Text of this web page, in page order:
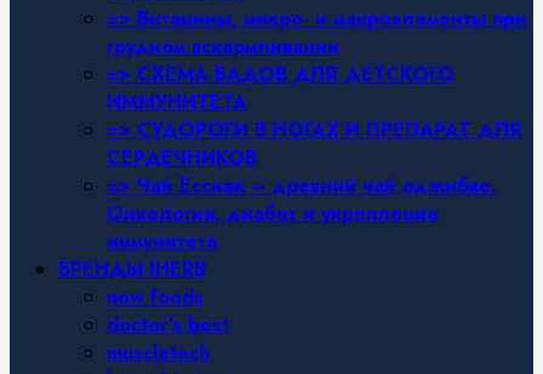
=> Витамины, микро- и макроэлементы при
грудном вскармливании
=> СХЕМА БАДОВ ДЛЯ ДЕТСКОГО
ИММУНИТЕТА
=> СУДОРОГИ В НОГАХ И ПРЕПАРАТ ДЛЯ
СЕРДЕЧНИКОВ
=> Чай Ессиак – древний чай оджибве.
Онкология, диабет и укрепление
иммунитета
БРЕНДЫ IHERB
now foods
doctor’s best
muscletech